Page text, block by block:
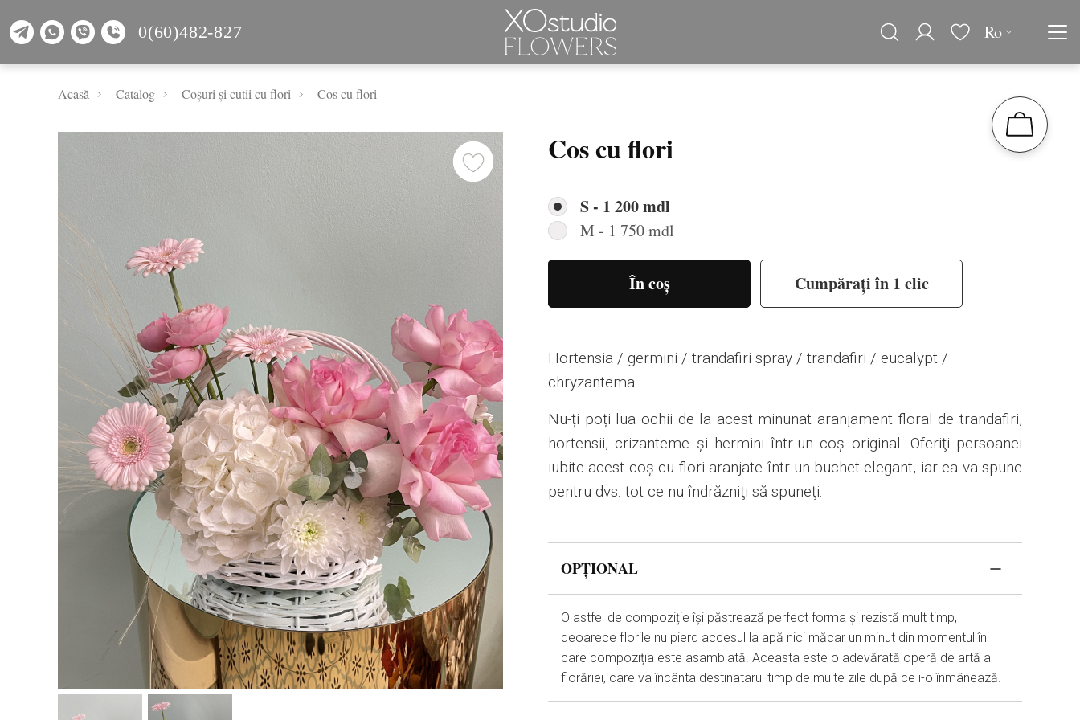
0(60)482-827 Ro
Acasă Catalog Coșuri și cutii cu flori Cos cu flori
Cos cu flori
S - 1 200 mdl
M - 1 750 mdl
În coș Cumpărați în 1 clic
Hortensia / germini / trandafiri spray / trandafiri / eucalypt /
chryzantema
Nu-ți poți lua ochii de la acest minunat aranjament floral de trandafiri,
hortensii, crizanteme și hermini într-un coș original. Oferiţi persoanei
iubite acest coș cu flori aranjate într-un buchet elegant, iar ea va spune
pentru dvs. tot ce nu îndrăzniţi să spuneţi.
OPȚIONAL
O astfel de compoziție își păstrează perfect forma și rezistă mult timp,
deoarece florile nu pierd accesul la apă nici măcar un minut din momentul în
care compoziția este asamblată. Aceasta este o adevărată operă de artă a
florăriei, care va încânta destinatarul timp de multe zile după ce i-o înmânează.